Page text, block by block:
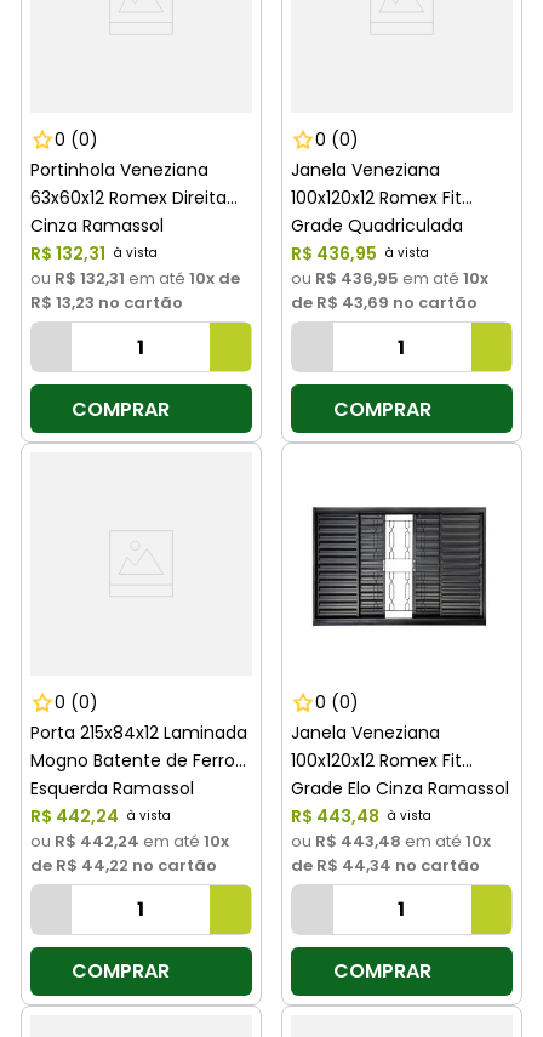
0 (0)
Portinhola Veneziana
63x60x12 Romex Direita
Cinza Ramassol
R$ 132,31
ou R$ 132,31 em até 10x de
R$ 13,23 no cartão
COMPRAR
0 (0)
Janela Veneziana
100x120x12 Romex Fit
Grade Quadriculada
Cinza Ramassol
R$ 436,95
ou R$ 436,95 em até 10x
de R$ 43,69 no cartão
COMPRAR
0 (0)
Porta 215x84x12 Laminada
Mogno Batente de Ferro
Esquerda Ramassol
R$ 442,24
ou R$ 442,24 em até 10x
de R$ 44,22 no cartão
COMPRAR
0 (0)
Janela Veneziana
100x120x12 Romex Fit
Grade Elo Cinza Ramassol
R$ 443,48
ou R$ 443,48 em até 10x
de R$ 44,34 no cartão
COMPRAR